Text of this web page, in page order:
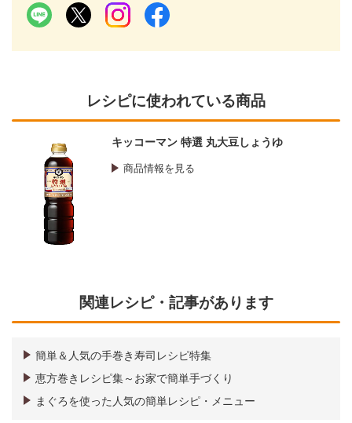
レシピに使われている商品
キッコーマン 特選 丸大豆しょうゆ
商品情報を見る
関連レシピ・記事があります
簡単＆人気の手巻き寿司レシピ特集
恵方巻きレシピ集～お家で簡単手づくり
まぐろを使った人気の簡単レシピ・メニュー